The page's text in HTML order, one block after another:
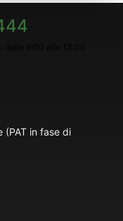
(PAT in fase di